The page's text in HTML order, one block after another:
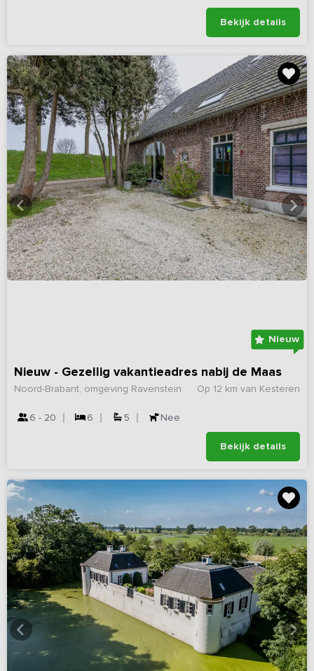
Bekijk details
Nieuw
Nieuw - Gezellig vakantieadres nabij de Maas
Op 12 km van Kesteren
Noord-Brabant, omgeving Ravenstein
6 - 20 6 5 Nee
Bekijk details